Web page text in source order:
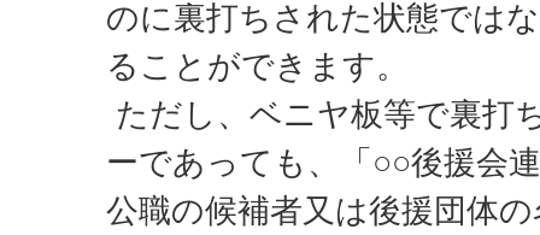
のに裏打ちされた状態では
ることができます。
ただし、ベニヤ板等で裏打
ーであっても、「○○後援会
公職の候補者又は後援団体